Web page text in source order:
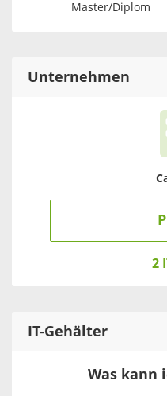
Master/Diplom
Unternehmen
2
IT-Gehälter
Was kann